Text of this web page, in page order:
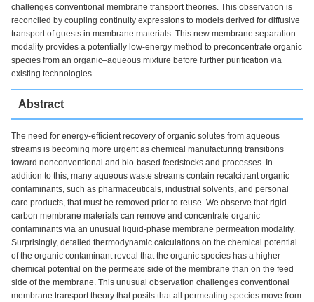
challenges conventional membrane transport theories. This observation is
reconciled by coupling continuity expressions to models derived for diffusive
transport of guests in membrane materials. This new membrane separation
modality provides a potentially low-energy method to preconcentrate organic
species from an organic–aqueous mixture before further purification via
existing technologies.
Abstract
The need for energy-efficient recovery of organic solutes from aqueous
streams is becoming more urgent as chemical manufacturing transitions
toward nonconventional and bio-based feedstocks and processes. In
addition to this, many aqueous waste streams contain recalcitrant organic
contaminants, such as pharmaceuticals, industrial solvents, and personal
care products, that must be removed prior to reuse. We observe that rigid
carbon membrane materials can remove and concentrate organic
contaminants via an unusual liquid-phase membrane permeation modality.
Surprisingly, detailed thermodynamic calculations on the chemical potential
of the organic contaminant reveal that the organic species has a higher
chemical potential on the permeate side of the membrane than on the feed
side of the membrane. This unusual observation challenges conventional
membrane transport theory that posits that all permeating species move from